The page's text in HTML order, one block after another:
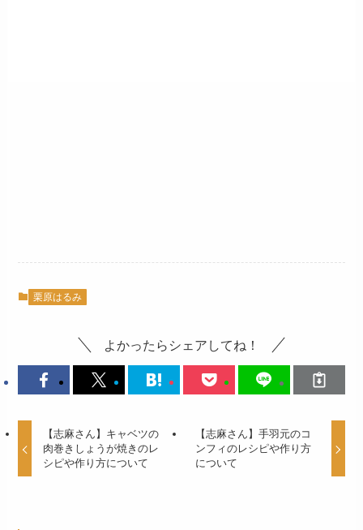
栗原はるみ
よかったらシェアしてね！
【志麻さん】キャベツの
肉巻きしょうが焼きのレ
シピや作り方について
【志麻さん】手羽元のコ
ンフィのレシピや作り方
について